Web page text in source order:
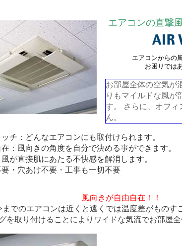
エアコンの直撃
エアコンからの
お困りでは
お部屋全体の空気が
りもマイルドな風が
す。 さらに、オフ
ん。
ッチ：どんなエアコンにも取付けられます。
在：風向きの角度を自分で決める事ができます。
が直接肌にあたる不快感を解消します。
要・穴あけ不要・工事も一切不要
風向きが自由自在！！
までのエアコンは近くと遠くでは温度差がものす
を取り付けることによりワイドな気流でお部屋全